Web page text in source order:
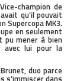
champion de
qu’il pouvait
Supercopa MK3.
en seulement
pu mener à bien
avec lui pour la
duo parce